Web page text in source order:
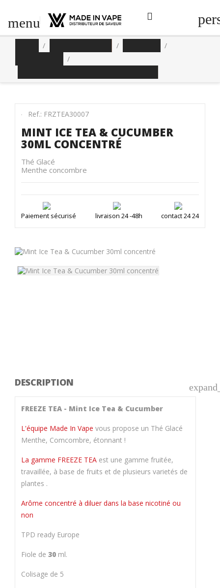
menu
Ref.: FRZTEA30007
MINT ICE TEA & CUCUMBER
30ML CONCENTRÉ
Thé Glacé
Menthe concombre
Paiement sécurisé livraison 24 -48h contact 24 24
DESCRIPTION
FREEZE TEA - Mint Ice Tea & Cucumber
L'équipe Made In Vape vous propose un Thé Glacé
Menthe, Comcombre, étonnant !
La gamme FREEZE TEAest une gamme fruitée,
travaillée, à base de fruits et de plusieurs varietés de
plantes .
Arôme concentré à diluer dans la base nicotiné ou
non
TPD ready Europe
Fiole de 30ml.
Colisage de 5